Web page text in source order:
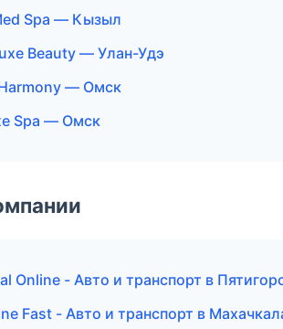
Spa — Кызыл
Beauty — Улан-Удэ
— Омск
Spa — Омск
Online - Авто и транспорт в
Fast - Авто и транспорт в